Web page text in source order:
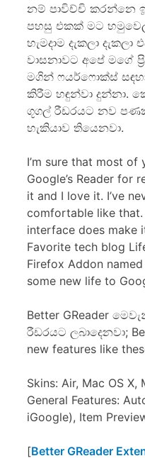
නම් පාවිච්චි කරන්නෙ
පහසු එකක් මට
හැමදාම දැකලා
වාසනාවට අපේ මගේ
මගින් ෆයර්ෆොක්ස් සඳහා
කිරීම හඳුන්වා දුන්නා.
ගූගල් රීඩරයට නව
හැකියාව තියෙනවා.
I’m sure that most of
Google’s Reader for
it and I love it. I’ve
comfortable like that.
interface does make
Favorite tech blog
Firefox Addon
some new life to
Better GReader
රීඩරයට ලබාදෙනවා;
new features like
Skins: Air, Mac OS
General Features:
iGoogle), Item
[Better GReader